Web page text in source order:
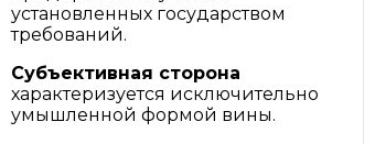
установленных государством
требований.
Субъективная сторона
характеризуется исключительно
умышленной формой вины.